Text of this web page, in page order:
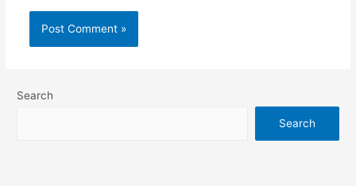
Search
Search